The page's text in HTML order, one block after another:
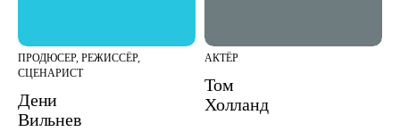
ПРОДЮСЕР, РЕЖИССЁР,
СЦЕНАРИСТ
Дени
Вильнев
АКТЁР
Том
Холланд